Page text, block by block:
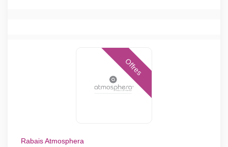
Offres
Rabais Atmosphera